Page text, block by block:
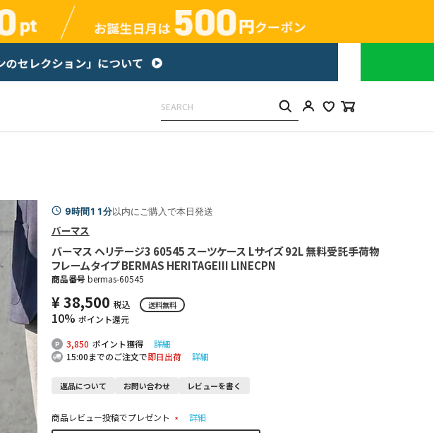
9時間11分以内にご購入で本日発送
バーマス
バーマス ヘリテージ3 60545 スーツケース Lサイズ 92L 無料受託手荷物
フレームタイプ BERMAS HERITAGEIII LINECPN
商品番号 bermas-60545
¥38,500 税込 送料無料
10% ポイント還元
3,850 ポイント獲得
詳細
15:00までのご注文で即日出荷 詳細
返品について お問い合わせ レビューを書く
商品レビュー投稿でプレゼント 詳細